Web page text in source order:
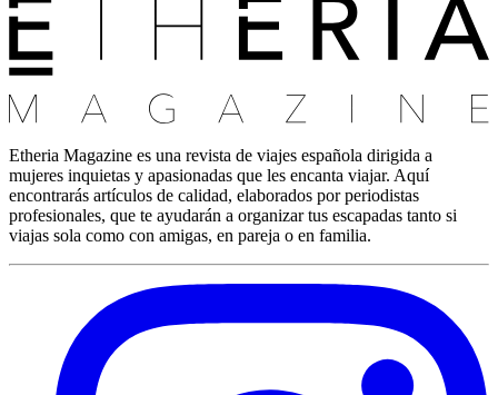
Etheria Magazine es una revista de viajes española dirigida a
mujeres inquietas y apasionadas que les encanta viajar. Aquí
encontrarás artículos de calidad, elaborados por periodistas
profesionales, que te ayudarán a organizar tus escapadas tanto si
viajas sola como con amigas, en pareja o en familia.